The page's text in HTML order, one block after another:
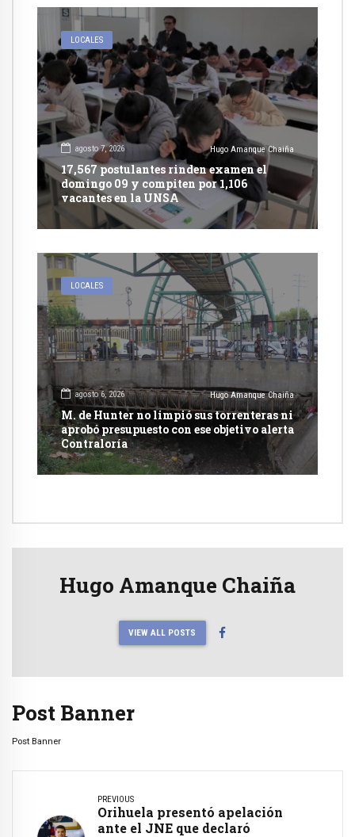
LOCALES
agosto 7, 2026 Hugo Amanque Chaiña
17,567 postulantes rinden examen el
domingo 09 y compiten por 1,106
vacantes en la UNSA
LOCALES
agosto 6, 2026 Hugo Amanque Chaiña
M. de Hunter no limpió sus torrenteras ni
aprobó presupuesto con ese objetivo alerta
Contraloría
Hugo Amanque Chaiña
VIEW ALL POSTS
Post Banner
Post Banner
PREVIOUS
Orihuela presentó apelación
ante el JNE que declaró